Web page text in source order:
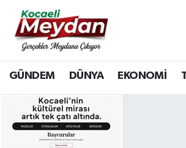
GÜNDEM DÜNYA EKONOMİ
Nöbetçi Eczaneler
Hava Durumu
Trafik Durumu
Süper Lig Puan Durumu ve